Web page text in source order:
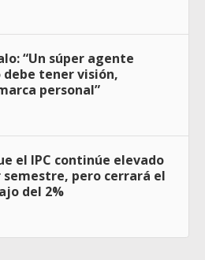
“Un súper agente
tener visión,
personal”
el IPC continúe elevado
pero cerrará el
del 2%